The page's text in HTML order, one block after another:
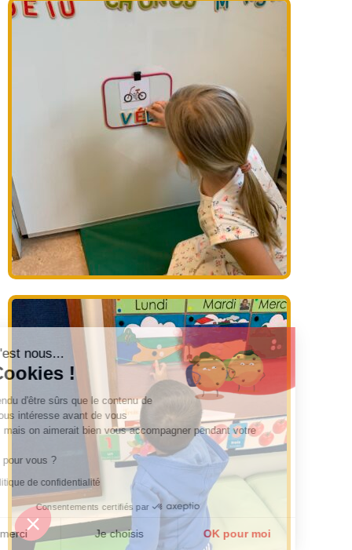
Salut c'est nous...
les Cookies !
On a attendu d'être sûrs que le contenu de
ce site vous intéresse avant de vous
déranger, mais on aimerait bien vous accompagner pendant votre
C'est OK pour vous ?
Lire la politique de confidentialité
Consentements certifiés par
Non merci Je choisis OK pour moi